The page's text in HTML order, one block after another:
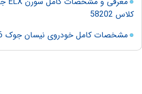
کلاس 58202
مشخصات کامل خودروی نیسان جوک 2016 در ایران